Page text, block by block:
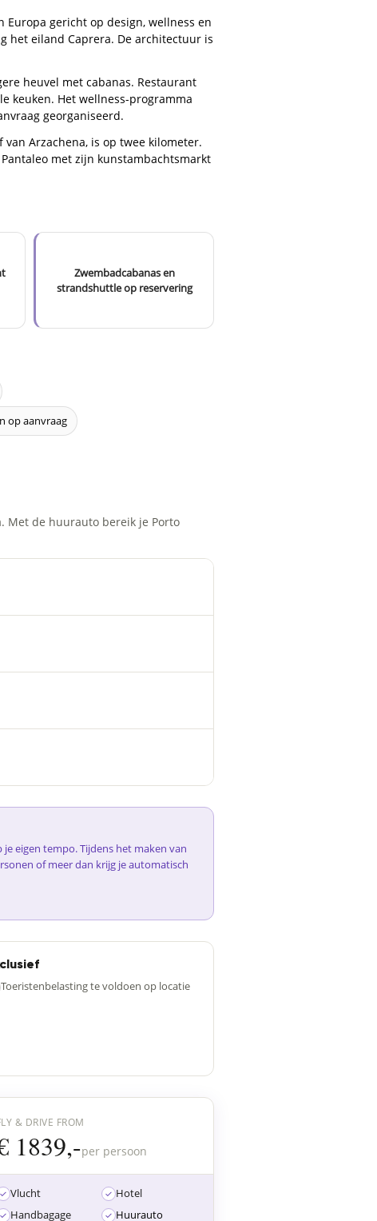
gericht op design, wellness en
het eiland Caprera. De architectuur is
heuvel met cabanas. Restaurant
keuken. Het wellness-programma
georganiseerd.
Arzachena, is op twee kilometer.
met zijn kunstambachtsmarkt
Zwembadcabanas en
strandshuttle op reservering
op aanvraag
Met de huurauto bereik je Porto
eigen tempo. Tijdens het maken van
of meer dan krijg je automatisch
Toeristenbelasting te voldoen op locatie
& DRIVE FROM
1839,-per persoon
Vlucht
Handbagage
Hotel
Huurauto